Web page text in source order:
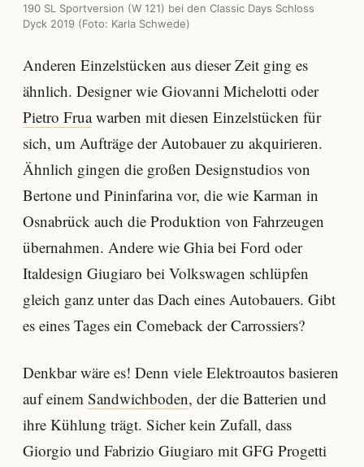
190 SL Sportversion (W 121) bei den Classic Days Schloss
Dyck 2019 (Foto: Karla Schwede)
Anderen Einzelstücken aus dieser Zeit ging es
ähnlich. Designer wie Giovanni Michelotti oder
Pietro Fruawarben mit diesen Einzelstücken für
sich, um Aufträge der Autobauer zu akquirieren.
Ähnlich gingen die großen Designstudios von
Bertone und Pininfarina vor, die wie Karman in
Osnabrück auch die Produktion von Fahrzeugen
übernahmen. Andere wie Ghia bei Ford oder
Italdesign Giugiaro bei Volkswagen schlüpfen
gleich ganz unter das Dach eines Autobauers. Gibt
es eines Tages ein Comeback der Carrossiers?
Denkbar wäre es! Denn viele Elektroautos basieren
auf einem Sandwichboden, der die Batterien und
ihre Kühlung trägt. Sicher kein Zufall, dass
Giorgio und Fabrizio Giugiaro mit GFG Progetti